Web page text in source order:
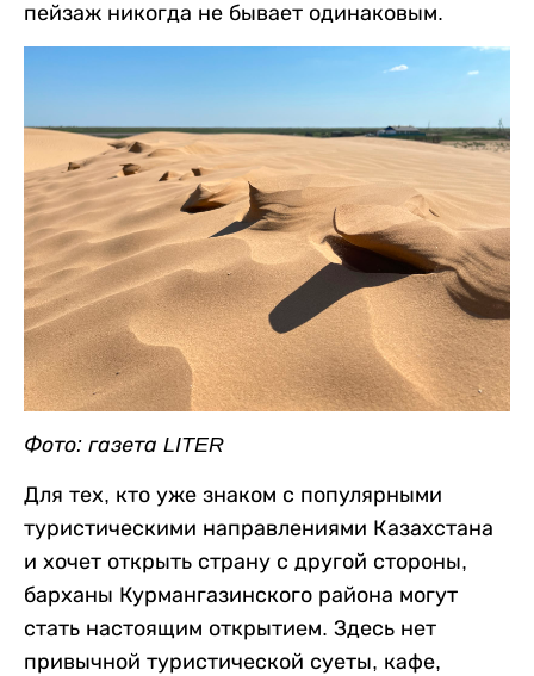
пейзаж никогда не бывает одинаковым.
Фото: газета LITER
Для тех, кто уже знаком с популярными
туристическими направлениями Казахстана
и хочет открыть страну с другой стороны,
барханы Курмангазинского района могут
стать настоящим открытием. Здесь нет
привычной туристической суеты, кафе,